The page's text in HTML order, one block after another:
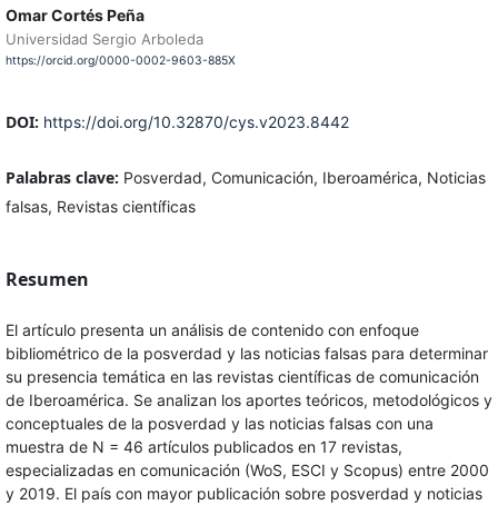
Omar Cortés Peña
Universidad Sergio Arboleda
https://orcid.org/0000-0002-9603-885X
DOI: https://doi.org/10.32870/cys.v2023.8442
Palabras clave: Posverdad, Comunicación, Iberoamérica, Noticias
falsas, Revistas científicas
Resumen
El artículo presenta un análisis de contenido con enfoque
bibliométrico de la posverdad y las noticias falsas para determinar
su presencia temática en las revistas científicas de comunicación
de Iberoamérica. Se analizan los aportes teóricos, metodológicos y
conceptuales de la posverdad y las noticias falsas con una
muestra de N = 46 artículos publicados en 17 revistas,
especializadas en comunicación (WoS, ESCI y Scopus) entre 2000
y 2019. El país con mayor publicación sobre posverdad y noticias